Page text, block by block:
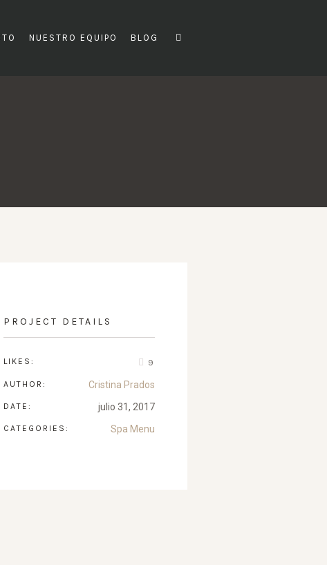
NUESTRO EQUIPO BLOG
PROJECT DETAILS
LIKES: 9
AUTHOR: Cristina Prados
DATE: julio 31, 2017
CATEGORIES: Spa Menu